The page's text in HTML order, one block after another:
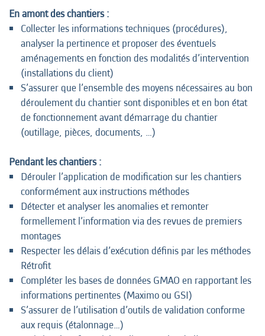
En amont des chantiers :
Collecter les informations techniques (procédures),
analyser la pertinence et proposer des éventuels
aménagements en fonction des modalités d’intervention
(installations du client)
S’assurer que l’ensemble des moyens nécessaires au bon
déroulement du chantier sont disponibles et en bon état
de fonctionnement avant démarrage du chantier
(outillage, pièces, documents, …)
Pendant les chantiers :
Dérouler l’application de modification sur les chantiers
conformément aux instructions méthodes
Détecter et analyser les anomalies et remonter
formellement l’information via des revues de premiers
montages
Respecter les délais d’exécution définis par les méthodes
Rétrofit
Compléter les bases de données GMAO en rapportant les
informations pertinentes (Maximo ou GSI)
S’assurer de l’utilisation d’outils de validation conforme
aux requis (étalonnage…)